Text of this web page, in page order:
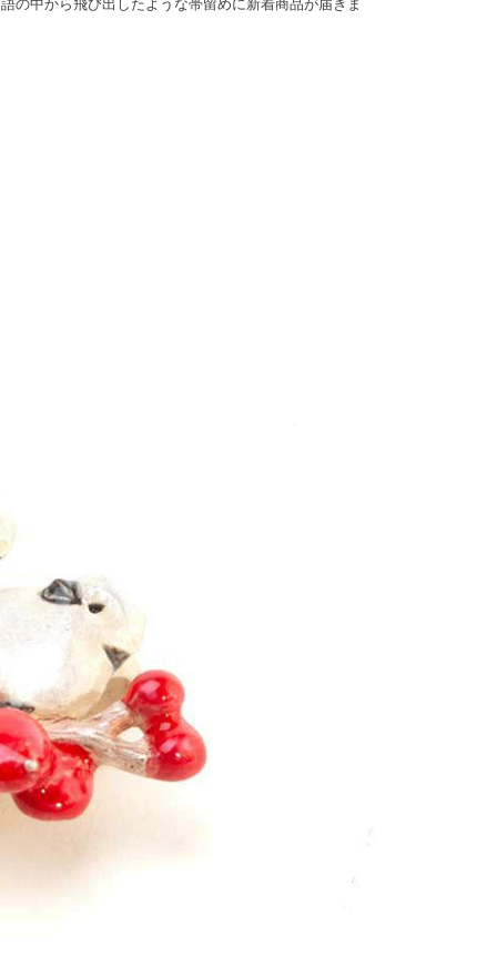
の中から飛び出したような帯留めに新着商品が届きま